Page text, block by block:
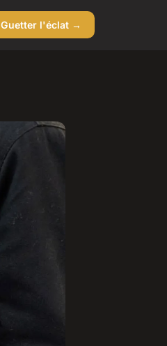
Guetter l'éclat →